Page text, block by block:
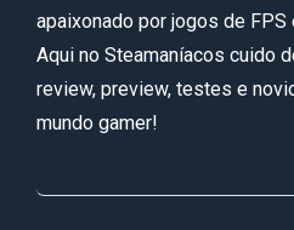
apaixonado por jogos de FPS
Aqui no Steamaníacos cuido
review, preview, testes e
mundo gamer!